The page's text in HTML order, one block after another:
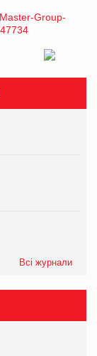
Всі журнали